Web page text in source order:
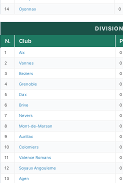
14 Oyonnax 0
N.
Club
1 Aix 0
2 Vannes 0
3 Beziers 0
4 Grenoble 0
5 Dax 0
6 Brive 0
7 Nevers 0
8 Mont-de-Marsan 0
9 Aurillac 0
10 Colomiers 0
11 Valence Romans 0
12 Soyaux Angouleme 0
13 Agen 0